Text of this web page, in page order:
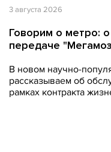
3 августа 2026
Говорим о метро:
передаче
В новом научно-
рассказываем об
рамках контракта